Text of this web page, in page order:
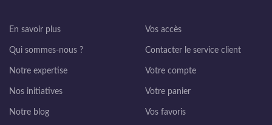
En savoir plus
Qui sommes-nous ?
Notre expertise
Nos initiatives
Notre blog
Vos accès
Contacter le service client
Votre compte
Votre panier
Vos favoris